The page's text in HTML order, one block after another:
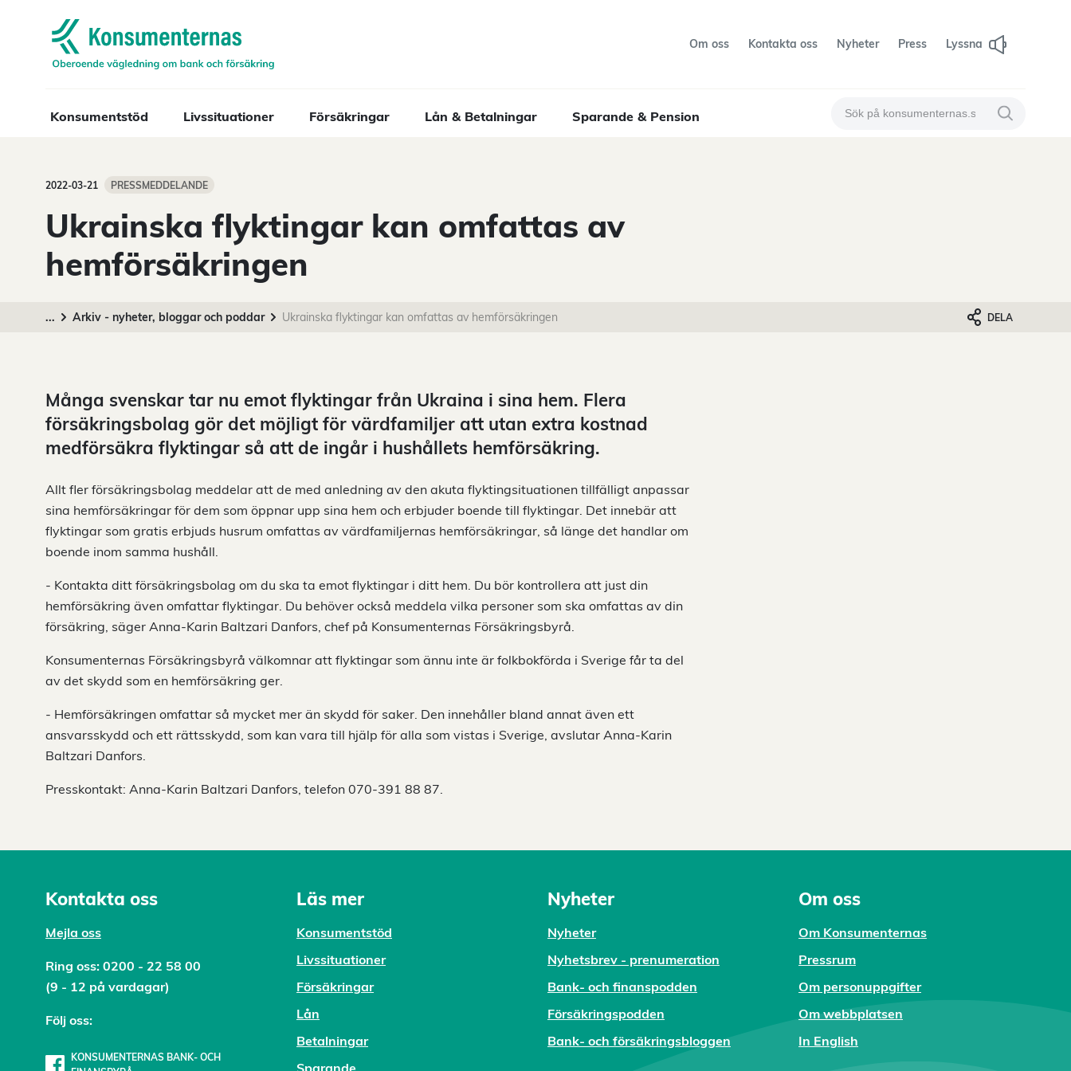
Navigera till startsidan
Om oss Kontakta oss Nyheter Press Lyssna
Konsumentstöd Livssituationer Försäkringar Lån & Betalningar Sparande & Pension
Sök på konsumenternas Sök på
2022-03-21 PRESSMEDDELANDE
Ukrainska flyktingar kan omfattas av
hemförsäkringen
... Arkiv - nyheter, bloggar och poddar Ukrainska flyktingar kan omfattas av hemförsäkringen DELA
Många svenskar tar nu emot flyktingar från Ukraina i sina hem. Flera
försäkringsbolag gör det möjligt för värdfamiljer att utan extra kostnad
medförsäkra flyktingar så att de ingår i hushållets hemförsäkring.
Allt fler försäkringsbolag meddelar att de med anledning av den akuta flyktingsituationen tillfälligt anpassar
sina hemförsäkringar för dem som öppnar upp sina hem och erbjuder boende till flyktingar. Det innebär att
flyktingar som gratis erbjuds husrum omfattas av värdfamiljernas hemförsäkringar, så länge det handlar om
boende inom samma hushåll.
- Kontakta ditt försäkringsbolag om du ska ta emot flyktingar i ditt hem. Du bör kontrollera att just din
hemförsäkring även omfattar flyktingar. Du behöver också meddela vilka personer som ska omfattas av din
försäkring, säger Anna-Karin Baltzari Danfors, chef på Konsumenternas Försäkringsbyrå.
Konsumenternas Försäkringsbyrå välkomnar att flyktingar som ännu inte är folkbokförda i Sverige får ta del
av det skydd som en hemförsäkring ger.
- Hemförsäkringen omfattar så mycket mer än skydd för saker. Den innehåller bland annat även ett
ansvarsskydd och ett rättsskydd, som kan vara till hjälp för alla som vistas i Sverige, avslutar Anna-Karin
Baltzari Danfors.
Presskontakt: Anna-Karin Baltzari Danfors, telefon 070-391 88 87.
Kontakta oss
Mejla oss
Ring oss: 0200 - 22 58 00
(9 - 12 på vardagar)
Följ oss:
KONSUMENTERNAS BANK- OCH
Läs mer
Konsumentstöd
Livssituationer
Försäkringar
Lån
Betalningar
Sparande
Nyheter
Nyheter
Nyhetsbrev - prenumeration
Bank- och finanspodden
Försäkringspodden
Bank- och försäkringsbloggen
Om oss
Om Konsumenternas
Pressrum
Om personuppgifter
Om webbplatsen
In English